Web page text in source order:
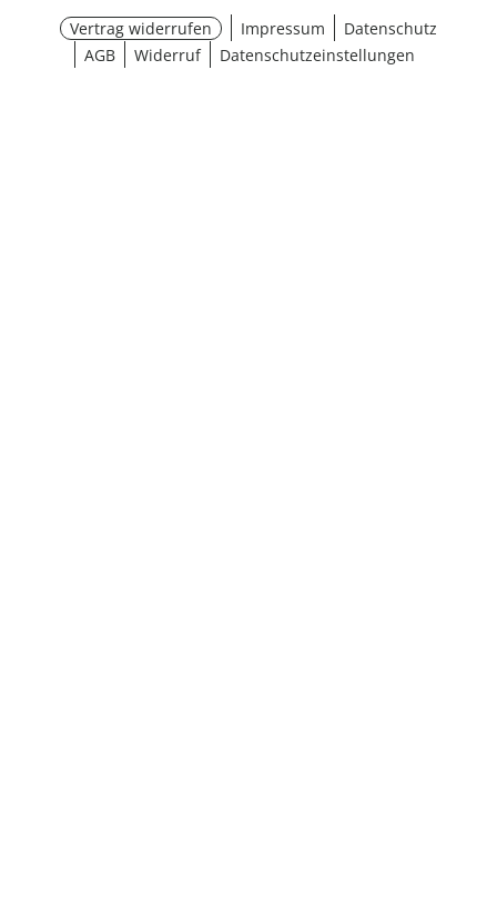
Vertrag widerrufen Impressum
Datenschutz
AGB
Widerruf Datenschutzeinstellungen